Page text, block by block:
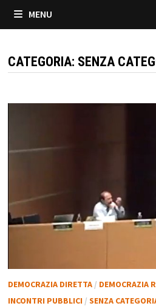
MENU
CATEGORIA: SENZA
DEMOCRAZIA DIRETTA/ DEMOCRAZIA
INCONTRI PUBBLICI / SENZA